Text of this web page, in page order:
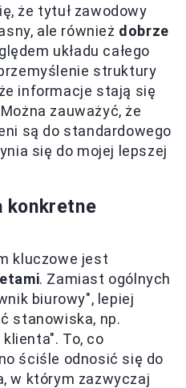
że tytuł zawodowy
ale również dobrze
układu całego
struktury
informacje stają się
zauważyć, że
są do standardowego
się do mojej lepszej
konkretne
kluczowe jest
. Zamiast ogólnych
biurowy", lepiej
stanowiska, np.
To, co
ściśle odnosić się do
w którym zazwyczaj